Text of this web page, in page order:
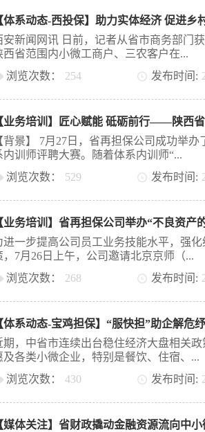
安新闻网讯 日前，记者从省市商务部门获
西省范围内小微工商户、三农客户在...
）和网商银行共同承担。 “我们调研发现
影响较大，在生产经营中资金周转总体
银行推出低利率的贷款和30天的免息服务
金融助力，涉农企业将有更充足的资金搞
，西投保一直积极探索担保业务创新模式
联网担保业务。“西投保发挥政府性担保
小微企业更好更快发展，切实降低小微
行的科技优势，以纯信用、纯线上的金融
业、个体工商户、民营企业及三农等经营
、融资贵问题。”西安投融资担保有限公
年9月上线以来，截至2022年7月末，西
微企业、三农群...
发布时间:
浏览次数： 254
背景】 7月27日，省再担保公司成功举
内训师评聘大赛。随着体系内训师“...
保公司董事长李平产、总经理常礼军、监
、陕西省融资担保业协会秘书长王文平
汇聚 争优创先】 首届体系内训师评选活
制作及择优比选等环节，征集课程作品25
共计10位学员挺进评聘大赛。 【大赛致
，省再担保公司总经理常礼军致辞。他首
和辛勤付出表示衷心的感谢！本次活动
构的支持与参与，他向学员们的派出单位
公司建立体系内训师平台，旨在发挥体系
引领作用，实现政策、知识及经验高效
发布时间:
浏览次数： 529
业务培训】省再担保公司举办“不良资产
进一步提高公司员工业务技能水平，强
，7月26日上午，公司邀请北京京师（...
部长李英主持，公司相关部门员工参加
分别从不良资产行业发展历程、传统型
民事强制执行法》（草案）法律动向等四
通过引入大量实际案例，生动形象的讲授
视野，启发了思维，提升了认识，进一步
发布时间:
浏览次数： 268
体系动态-宝鸡担保】“服快担”助企解危
期，中省市连续出台稳住经济大盘相关
及各类小微企业，特别是餐饮、住宿、...
色产品，简化业务流程、降低反担保措施
发布时间:
浏览次数： 430
媒体关注】省财政撬动金融资源流向中小